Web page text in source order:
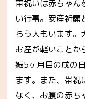
帯祝いは赤ちゃん
い行事。安産祈願
らう人もいます。
お産が軽いことか
娠5ヶ月目の戌の
ます。また、帯祝
なく、お腹の赤ち